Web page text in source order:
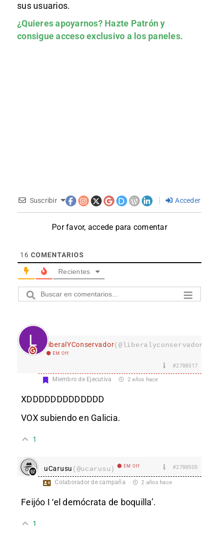
sus usuarios.
¿Quieres apoyarnos? Hazte Patróny
consigue acceso exclusivo a los paneles.
Suscribir Acceder
Por favor, accede para comentar
16 COMENTARIOS
Recientes
LiberalYConservador
EM Off
#2788517
Miembro de Ejecutiva 2 años hace
XDDDDDDDDDDDDD
VOX subiendo en Galicia.
1
uCarusu (@ucarusu) EM Off #2788505
Colaborador de campaña 2 años hace
Feijóo I ‘el demócrata de boquilla’.
1